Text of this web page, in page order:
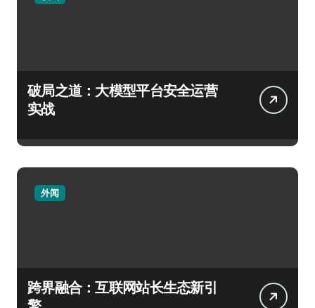
破局之道：大模型平台安全运营
实战
外闻
跨界融合：互联网站长生态新引